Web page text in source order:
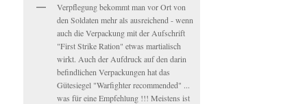
Verpflegung bekommt man vor Ort von
den Soldaten mehr als ausreichend - wenn
auch die Verpackung mit der Aufschrift
"First Strike Ration" etwas martialisch
wirkt. Auch der Aufdruck auf den darin
befindlichen Verpackungen hat das
Gütesiegel "Warfighter recommended" ...
was für eine Empfehlung !!! Meistens ist